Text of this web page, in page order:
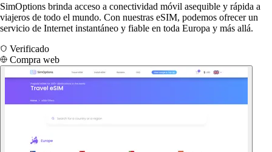
SimOptions brinda acceso a conectividad móvil asequible y rápida a
viajeros de todo el mundo. Con nuestras eSIM, podemos ofrecer un
servicio de Internet instantáneo y fiable en toda Europa y más allá.
Verificado
Compra web